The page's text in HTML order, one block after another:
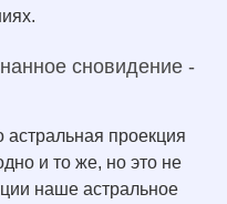
сновидение -
проекция
и то же, но это не
наше астральное